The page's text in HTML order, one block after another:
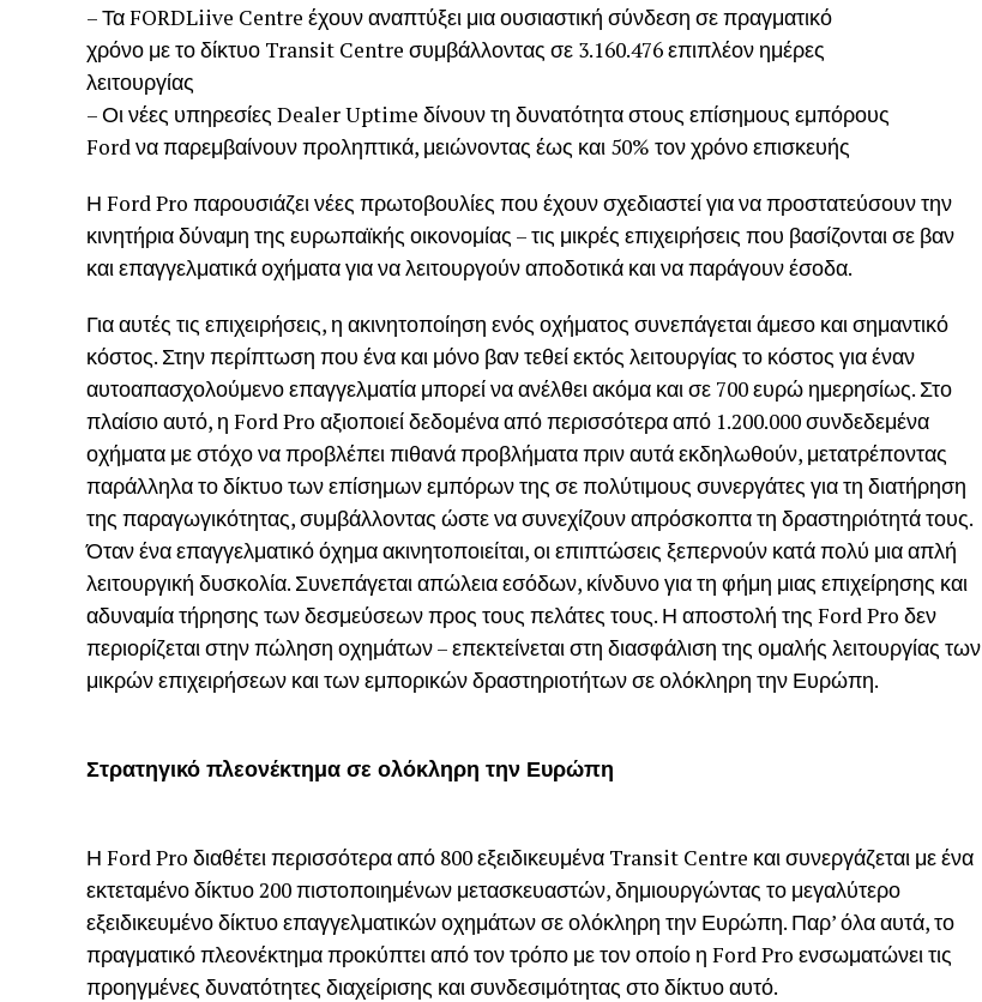
– Τα FORDLiive Centre έχουν αναπτύξει μια ουσιαστική σύνδεση σε πραγματικό
χρόνο με το δίκτυο Transit Centre συμβάλλοντας σε 3.160.476 επιπλέον ημέρες
λειτουργίας
– Οι νέες υπηρεσίες Dealer Uptime δίνουν τη δυνατότητα στους επίσημους εμπόρους
Ford να παρεμβαίνουν προληπτικά, μειώνοντας έως και 50% τον χρόνο επισκευής
Η Ford Pro παρουσιάζει νέες πρωτοβουλίες που έχουν σχεδιαστεί για να προστατεύσουν την
κινητήρια δύναμη της ευρωπαϊκής οικονομίας – τις μικρές επιχειρήσεις που βασίζονται σε βαν
και επαγγελματικά οχήματα για να λειτουργούν αποδοτικά και να παράγουν έσοδα.
Για αυτές τις επιχειρήσεις, η ακινητοποίηση ενός οχήματος συνεπάγεται άμεσο και σημαντικό
κόστος. Στην περίπτωση που ένα και μόνο βαν τεθεί εκτός λειτουργίας το κόστος για έναν
αυτοαπασχολούμενο επαγγελματία μπορεί να ανέλθει ακόμα και σε 700 ευρώ ημερησίως. Στο
πλαίσιο αυτό, η Ford Pro αξιοποιεί δεδομένα από περισσότερα από 1.200.000 συνδεδεμένα
οχήματα με στόχο να προβλέπει πιθανά προβλήματα πριν αυτά εκδηλωθούν, μετατρέποντας
παράλληλα το δίκτυο των επίσημων εμπόρων της σε πολύτιμους συνεργάτες για τη διατήρηση
της παραγωγικότητας, συμβάλλοντας ώστε να συνεχίζουν απρόσκοπτα τη δραστηριότητά τους.
Όταν ένα επαγγελματικό όχημα ακινητοποιείται, οι επιπτώσεις ξεπερνούν κατά πολύ μια απλή
λειτουργική δυσκολία. Συνεπάγεται απώλεια εσόδων, κίνδυνο για τη φήμη μιας επιχείρησης και
αδυναμία τήρησης των δεσμεύσεων προς τους πελάτες τους. Η αποστολή της Ford Pro δεν
περιορίζεται στην πώληση οχημάτων – επεκτείνεται στη διασφάλιση της ομαλής λειτουργίας των
μικρών επιχειρήσεων και των εμπορικών δραστηριοτήτων σε ολόκληρη την Ευρώπη.
Στρατηγικό πλεονέκτημα σε ολόκληρη την Ευρώπη
Η Ford Pro διαθέτει περισσότερα από 800 εξειδικευμένα Transit Centre και συνεργάζεται με ένα
εκτεταμένο δίκτυο 200 πιστοποιημένων μετασκευαστών, δημιουργώντας το μεγαλύτερο
εξειδικευμένο δίκτυο επαγγελματικών οχημάτων σε ολόκληρη την Ευρώπη. Παρ’ όλα αυτά, το
πραγματικό πλεονέκτημα προκύπτει από τον τρόπο με τον οποίο η Ford Pro ενσωματώνει τις
προηγμένες δυνατότητες διαχείρισης και συνδεσιμότητας στο δίκτυο αυτό.